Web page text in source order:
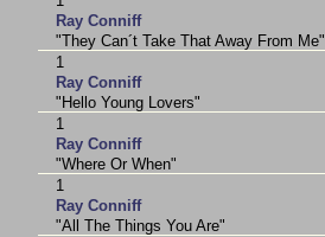
Ray Conniff
"They Can´t Take That Away From Me"
1
Ray Conniff
"Hello Young Lovers"
1
Ray Conniff
"Where Or When"
1
Ray Conniff
"All The Things You Are"